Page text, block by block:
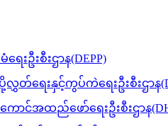
ေးဦးစီးဌာန(DEPP)
တ်ရေးနှင့်ကွပ်ကဲရေးဦးစီးဌာန
ာင်အထည်ဖော်ရေးဦးစီးဌာန